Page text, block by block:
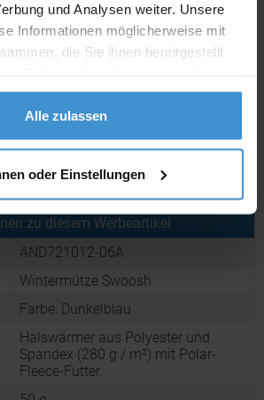
und Analysen weiter. Unsere
Informationen möglicherweise mit
die Sie ihnen bereitgestellt
Alle zulassen
oder Einstellungen
Freigabe
ca. 10 Werktage
ca. 3 - 5 Werktage
bestellen
zu diesem Werbeartikel
AND721012-06A
Wintermütze Swoosh
Farbe: Dunkelblau
Halswärmer aus Polyester und
Spandex (280 g / m²) mit Polar-
Fleece-Futter.